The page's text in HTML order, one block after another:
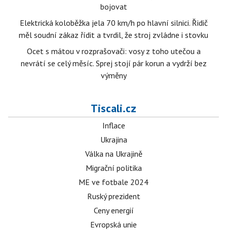
bojovat
Elektrická koloběžka jela 70 km/h po hlavní silnici. Řidič
měl soudní zákaz řídit a tvrdil, že stroj zvládne i stovku
Ocet s mátou v rozprašovači: vosy z toho utečou a
nevrátí se celý měsíc. Sprej stojí pár korun a vydrží bez
výměny
Tiscali.cz
Inflace
Ukrajina
Válka na Ukrajině
Migrační politika
ME ve fotbale 2024
Ruský prezident
Ceny energií
Evropská unie